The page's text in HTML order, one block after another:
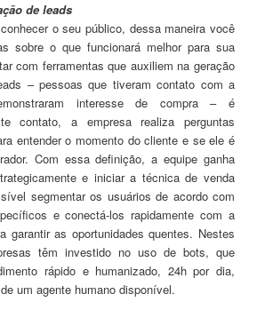
de leads
o seu público, dessa maneira você
sobre o que funcionará melhor para sua
com ferramentas que auxiliem na geração
– pessoas que tiveram contato com a
interesse de compra – é
contato, a empresa realiza perguntas
entender o momento do cliente e se ele é
Com essa definição, a equipe ganha
e iniciar a técnica de venda
segmentar os usuários de acordo com
e conectá-los rapidamente com a
garantir as oportunidades quentes. Nestes
têm investido no uso de bots, que
rápido e humanizado, 24h por dia,
um agente humano disponível.